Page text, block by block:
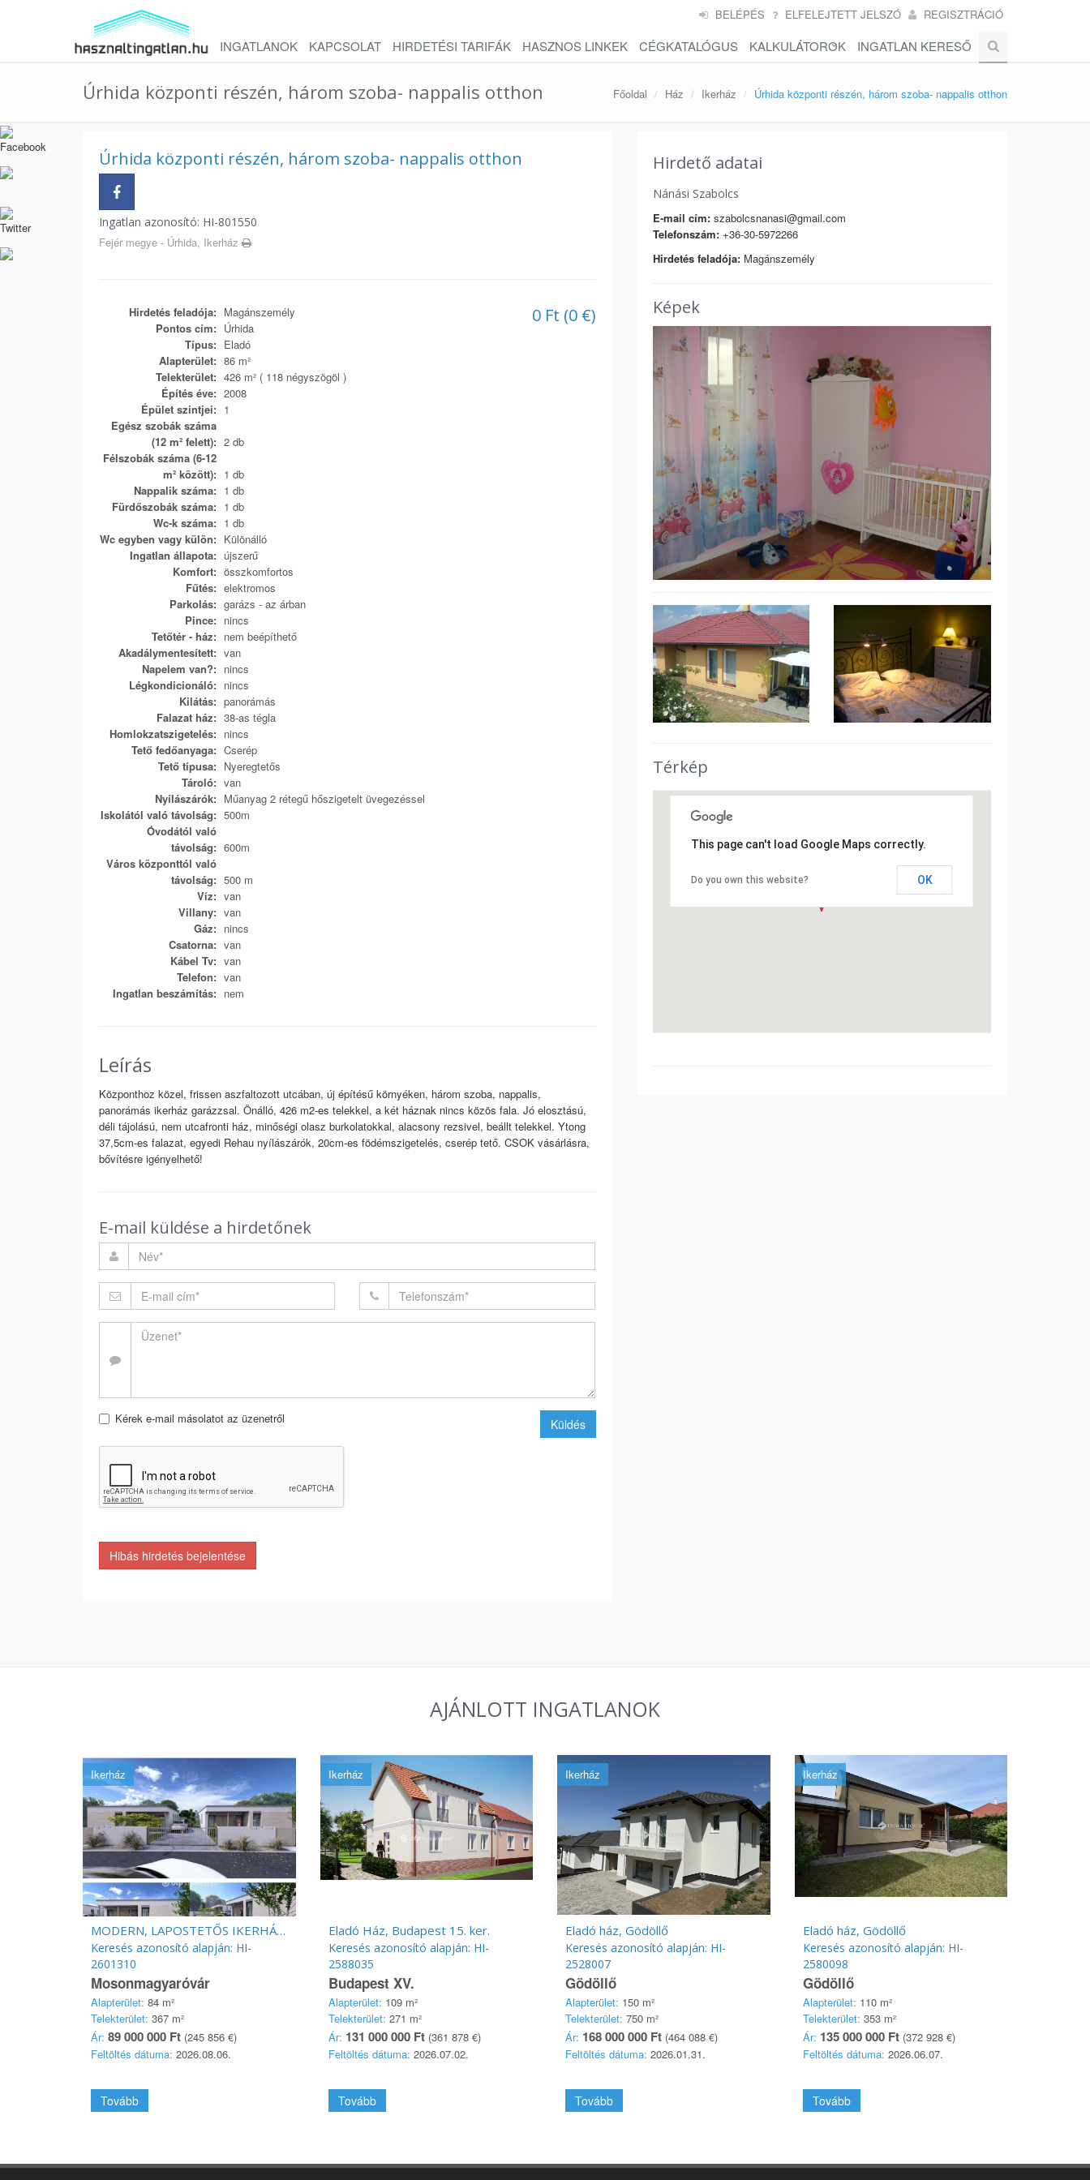
BELÉPÉS ELFELEJTETT JELSZÓ REGISZTRÁCIÓ
INGATLANOK KAPCSOLAT HIRDETÉSI TARIFÁK HASZNOS LINKEK CÉGKATALÓGUS KALKULÁTOROK INGATLAN KERESŐ
Úrhida központi részén, három szoba- nappalis otthon Főoldal Ház Ikerház Úrhida központi részén, három szoba- nappalis otthon
Úrhida központi részén, három szoba- nappalis otthon
Ingatlan azonosító: HI-801550
Fejér megye - Úrhida, Ikerház
0 Ft (0 €)
Hirdetés feladója: Magánszemély
Pontos cím: Úrhida
Típus: Eladó
Alapterület: 86 m²
Telekterület: 426 m² ( 118 négyszögöl )
Építés éve: 2008
Épület szintjei: 1
Egész szobák száma
(12 m² felett): 2 db
Félszobák száma (6-12
m² között): 1 db
Nappalik száma: 1 db
Fürdőszobák száma: 1 db
Wc-k száma: 1 db
Wc egyben vagy külön: Különálló
Ingatlan állapota: újszerű
Komfort: összkomfortos
Fűtés: elektromos
Parkolás: garázs - az árban
Pince: nincs
Tetőtér - ház: nem beépíthető
Akadálymentesített: van
Napelem van?: nincs
Légkondicionáló: nincs
Kilátás: panorámás
Falazat ház: 38-as tégla
Homlokzatszigetelés: nincs
Tető fedőanyaga: Cserép
Tető típusa: Nyeregtetős
Tároló: van
Nyílászárók: Műanyag 2 rétegű hőszigetelt üvegezéssel
Iskolától való távolság: 500m
Óvodától való
távolság: 600m
Város központtól való
távolság: 500 m
Víz: van
Villany: van
Gáz: nincs
Csatorna: van
Kábel Tv: van
Telefon: van
Ingatlan beszámítás: nem
Leírás
Központhoz közel, frissen aszfaltozott utcában, új építésű környéken, három szoba, nappalis,
panorámás ikerház garázzsal. Önálló, 426 m2-es telekkel, a két háznak nincs közös fala. Jó elosztású,
déli tájolású, nem utcafronti ház, minőségi olasz burkolatokkal, alacsony rezsivel, beállt telekkel. Ytong
37,5cm-es falazat, egyedi Rehau nyílászárók, 20cm-es födémszigetelés, cserép tető. CSOK vásárlásra,
bővítésre igényelhető!
E-mail küldése a hirdetőnek
Kérek e-mail másolatot az üzenetről Küldés
Hibás hirdetés bejelentése
Hirdető adatai
Nánási Szabolcs
E-mail cím:szabolcsnanasi@gmail.com
Telefonszám:+36-30-5972266
Hirdetés feladója:Magánszemély
Képek
Térkép
This page can't load Google Maps correctly.
Do you own this website? OK
AJÁNLOTT INGATLANOK
Ikerház
MODERN, LAPOSTETŐS IKERHÁZ MOSONMAGYARÓVÁRON
Keresés azonosító alapján: HI-
2601310
Mosonmagyaróvár
Alapterület: 84 m²
Telekterület: 367 m²
Ár: 89 000 000 Ft (245 856 €)
Feltöltés dátuma: 2026.08.06.
Tovább
Ikerház
Eladó Ház, Budapest 15. ker.
Keresés azonosító alapján: HI-
2588035
Budapest XV.
Alapterület: 109 m²
Telekterület: 271 m²
Ár: 131 000 000 Ft(361 878 €)
Feltöltés dátuma: 2026.07.02.
Tovább
Ikerház
Eladó ház, Gödöllő
Keresés azonosító alapján: HI-
2528007
Gödöllő
Alapterület: 150 m²
Telekterület: 750 m²
Ár: 168 000 000 Ft (464 088 €)
Feltöltés dátuma: 2026.01.31.
Tovább
Ikerház
Eladó ház, Gödöllő
Keresés azonosító alapján: HI-
2580098
Gödöllő
Alapterület: 110 m²
Telekterület: 353 m²
Ár: 135 000 000 Ft(372 928 €)
Feltöltés dátuma: 2026.06.07.
Tovább